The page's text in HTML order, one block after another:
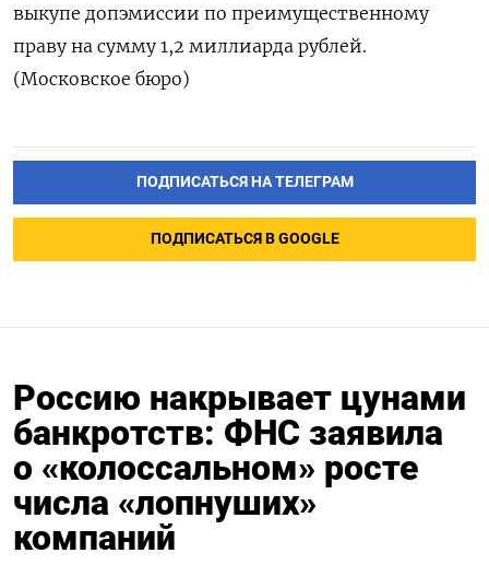
выкупе допэмиссии по преимущественному
праву на сумму 1,2 миллиарда рублей.
(Московское бюро)
ПОДПИСАТЬСЯ НА ТЕЛЕГРАМ
ПОДПИСАТЬСЯ В GOOGLE
Россию накрывает цунами
банкротств: ФНС заявила
о «колоссальном» росте
числа «лопнуших»
компаний